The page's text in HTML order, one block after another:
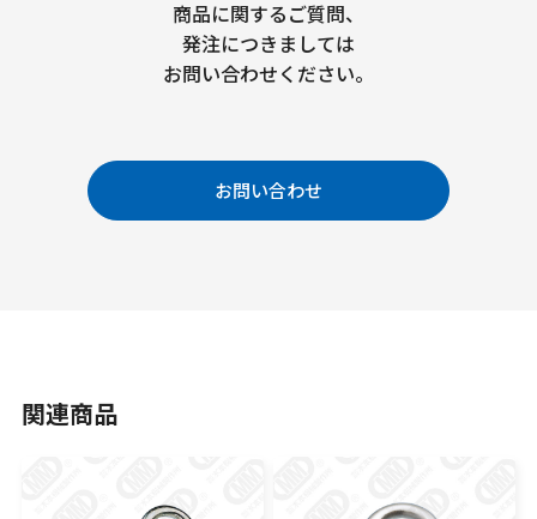
商品に関するご質問、
発注につきましては
お問い合わせください。
お問い合わせ
関連商品